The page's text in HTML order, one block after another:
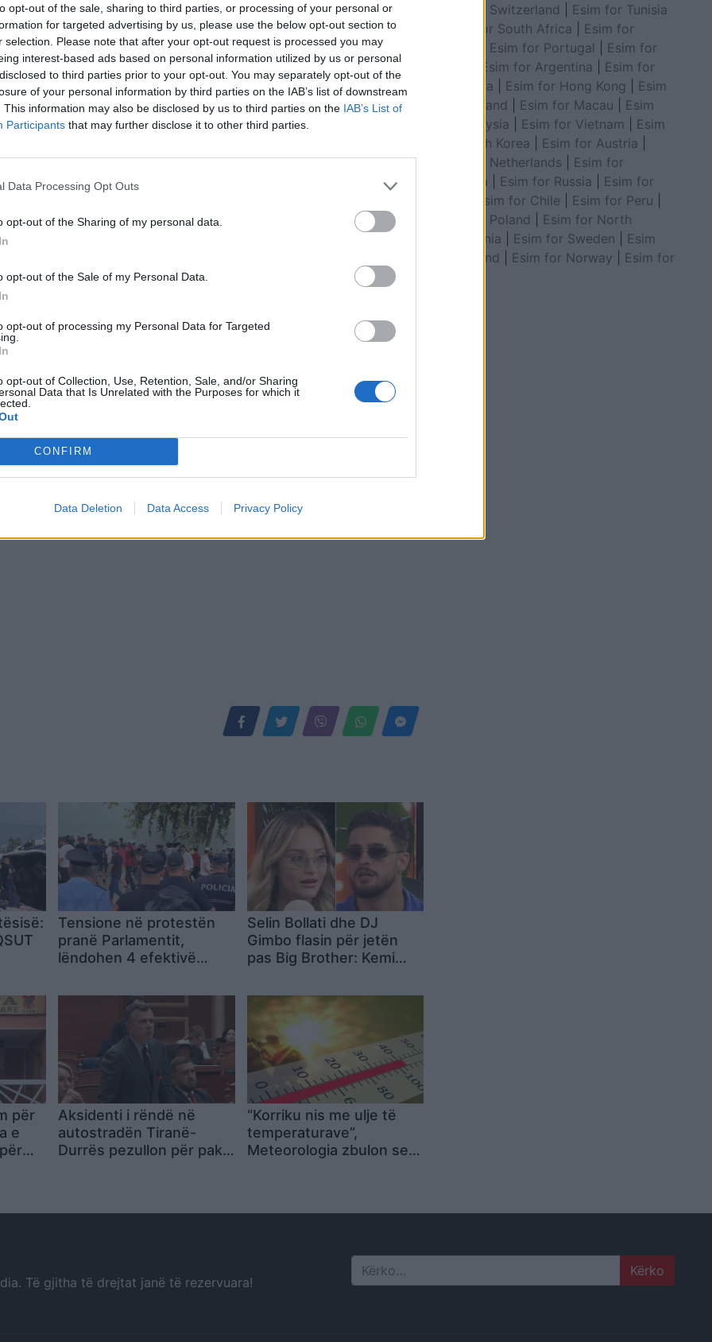
opt-out of the sale, sharing to third parties, or processing of your personal or
for targeted advertising by us, please use the below opt-out section to
selection. Please note that after your opt-out request is processed you may
interest-based ads based on personal information utilized by us or personal
to third parties prior to your opt-out. You may separately opt-out of the
of your personal information by third parties on the IAB’s list of downstream
This information may also be disclosed by us to third parties on the IAB’s List of
Participants that may further disclose it to other third parties.
Data Processing Opt Outs
opt-out of the Sharing of my personal data.
opt-out of the Sale of my Personal Data.
opt-out of processing my Personal Data for Targeted
opt-out of Collection, Use, Retention, Sale, and/or Sharing
Data that Is Unrelated with the Purposes for which it
CONFIRM
Data Deletion Data Access Privacy Policy
eliminimit nga “Ferma VIP
ka kuptuar padrejtësinë
Rrjeti po zien/ Akili nuk është larguar
të
Tensione në protestën
pranë Parlamentit,
lëndohen 4 efektivë
Selin Bollati dhe DJ
Gimbo flasin për jetën
pas Big Brother: Kemi
për
e
Aksidenti i rëndë në
autostradën Tiranë-
Durrës pezullon për pak
“Korriku nis me ulje të
temperaturave”,
Meteorologia zbulon se
Esim for Switzerland
Esim for Tunisia
Esim for South Africa
Esim for
Esim for Portugal
Esim for
Esim for Argentina
Esim for
Colombia
Esim for Hong Kong
Esim
for Thailand
Esim for Macau
Esim
for Malaysia
Esim for Vietnam
Esim
for South Korea
Esim for Austria
Esim for Netherlands
Esim for
Australia
Esim for Russia
Esim for
Esim for Chile Esim for Peru
Esim for Poland
Esim for North
Macedonia
Esim for Sweden
Esim
for Finland
Esim for Norway
Esim for
Të gjitha të drejtat janë të rezervuara! Search